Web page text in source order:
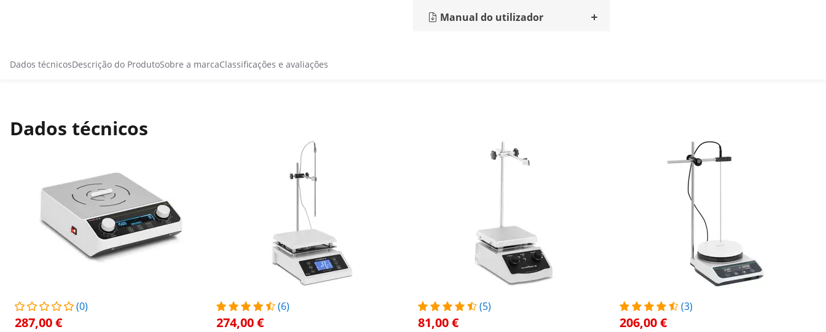
Manual do utilizador
Dados técnicosDescrição do ProdutoSobre a marcaClassificações e avaliações
Dados técnicos
(0)
287,00 €
(6)
274,00 €
(5)
81,00 €
(3)
206,00 €